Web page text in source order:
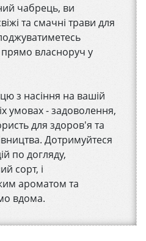
чабрець, ви
та смачні трави для
прямо власноруч у
з насіння на вашій
умовах - задоволення,
для здоров'я та
Дотримуйтеся
по догляду,
сорт, і
ароматом та
вдома.